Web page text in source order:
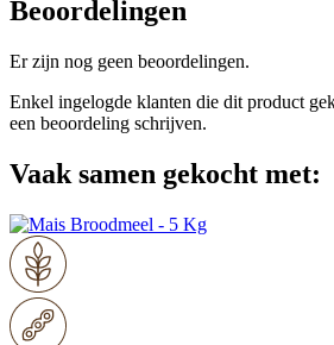
Beoordelingen
Er zijn nog geen beoordelingen.
Enkel ingelogde klanten die dit product
een beoordeling schrijven.
Vaak samen gekocht met: